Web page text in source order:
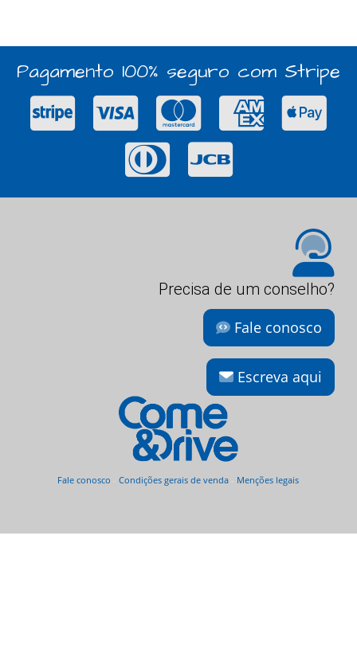
Pagamento 100% seguro com Stripe
Precisa de um conselho?
Fale conosco
Escreva aqui
Fale conosco -Condições gerais de venda Menções legais